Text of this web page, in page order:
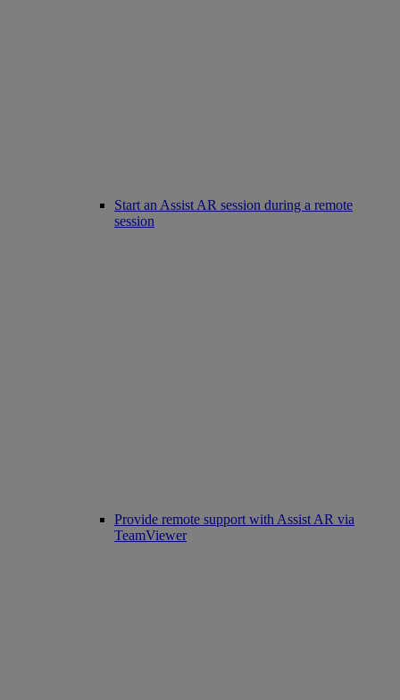
Start an Assist AR session during a remote
session
Provide remote support with Assist AR via
TeamViewer